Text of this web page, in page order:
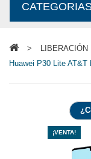
> LIBERACIÓN
Huawei P30 Lite AT&T
¡VENTA!